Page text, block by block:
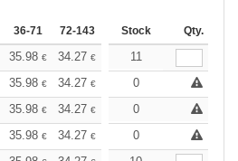
36-71 72-143 144-287 288 +
Stock Qty.
35.98 € 34.27 € 32.56
11
35.98 € 34.27 € 32.56 €
0
35.98 € 34.27 € 32.56 €
0
35.98 € 34.27 € 32.56 €
0